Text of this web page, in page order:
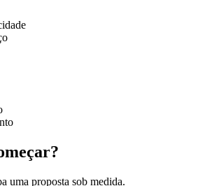
uma proposta sob medida.